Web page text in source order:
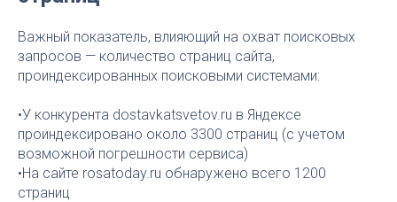
Важный показатель, влияющий на охват поисковых
запросов — количество страниц сайта,
проиндексированных поисковыми системами:
•У конкурента dostavkatsvetov.ru в Яндексе
проиндексировано около 3300 страниц (с учетом
возможной погрешности сервиса)
•На сайте rosatoday.ru обнаружено всего 1200
страниц